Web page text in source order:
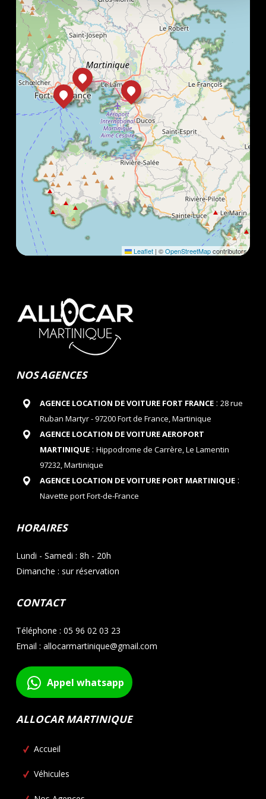
Leaflet | ©OpenStreetMapcontributors
NOS AGENCES
AGENCE LOCATION DE VOITURE FORT FRANCE: 28 rue
Ruban Martyr - 97200 Fort de France, Martinique
AGENCE LOCATION DE VOITURE AEROPORT
MARTINIQUE: Hippodrome de Carrère, Le Lamentin
97232, Martinique
AGENCE LOCATION DE VOITURE PORT MARTINIQUE:
Navette port Fort-de-France
HORAIRES
Lundi - Samedi : 8h - 20h
Dimanche : sur réservation
CONTACT
Téléphone : 05 96 02 03 23
Email : allocarmartinique@gmail.com
Appel whatsapp
ALLOCAR MARTINIQUE
Accueil
Véhicules